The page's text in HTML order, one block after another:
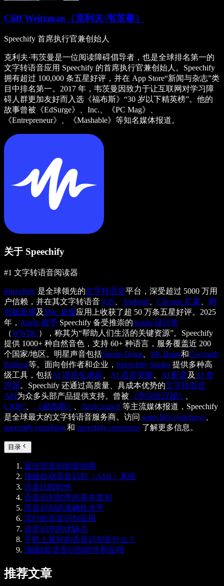
Cliff Weitzman（克利夫·韦茨曼）
Speechify 首席执行官兼创始人
克利夫·韦茨曼是一位阅读障碍倡导者，也是全球排名第一的
文字转语音应用 Speechify 的首席执行官兼创始人。Speechify
拥有超过 100,000 条五星好评，并在 App Store“新闻与杂志”类
目中排名第一。2017 年，韦茨曼因致力于让互联网对学习障
碍人群更加友好而入选《福布斯》“30 岁以下精英榜”。他的
故事曾被《EdSurge》、Inc.、《PC Mag》、
《Entrepreneur》、《Mashable》等知名媒体报道。
关于 Speechify
#1 文字转语音阅读器
Speechify 是全球领先的文字转语音平台，深受超过 5000 万用
户信赖，并在其文字转语音 iOS Android Chrome 扩展
网
页版应用 及Mac 桌面应用上收获了超 50 万条五星好评。2025
年， Apple 授予 Speechify 备受推崇的Apple 设计奖
（WWDC），称其为“帮助人们生活的关键资源”。Speechify
提供 1000+ 种自然音色，支持 60+ 种语言，服务覆盖近 200
个国家/地区。明星声音包括Snoop Dogg Mr. Beast和Gwyneth
Paltrow等。面向创作者和企业， Speechify Studio 提供多种高
级工具，包括AI 语音生成器 AI 语音克隆 AI 配音及 AI 变
声器。Speechify 还通过高质量、具成本优势的文字转语音
API为众多头部产品提供支持。曾被 《华尔街日报》
CNBC
《福布斯》 TechCrunch 等主流媒体报道，Speechify
是全球最大的文字转语音服务商。访问 speechify.com/news
speechify.com/blog 和 speechify.com/press 了解更多信息。
目录
最佳语音识别提供商
顶级自动语音识别（ASR）系统
语音比较软件
语音识别软件的基本类别
语音识别的准确性水平
流行的语音识别应用
语音识别的优缺点
手机上最好的语音识别是什么？
顶级8款语音识别软件和应用
推荐文章